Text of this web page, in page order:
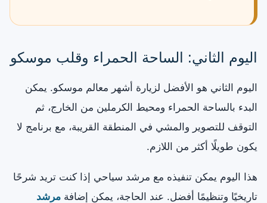
اليوم الثاني: الساحة الحمراء وقلب موسكو
اليوم الثاني هو الأفضل لزيارة أشهر معالم موسكو. يمكن
البدء بالساحة الحمراء ومحيط الكرملين من الخارج، ثم
التوقف للتصوير والمشي في المنطقة القريبة، مع برنامج لا
يكون طويلًا أكثر من اللازم.
هذا اليوم يمكن تنفيذه مع مرشد سياحي إذا كنت تريد شرحًا
تاريخيًا وتنظيمًا أفضل. عند الحاجة، يمكن إضافة مرشد